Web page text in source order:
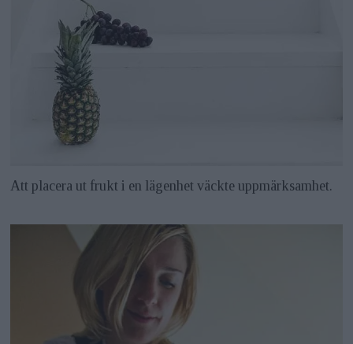
Att placera ut frukt i en lägenhet väckte uppmärksamhet.